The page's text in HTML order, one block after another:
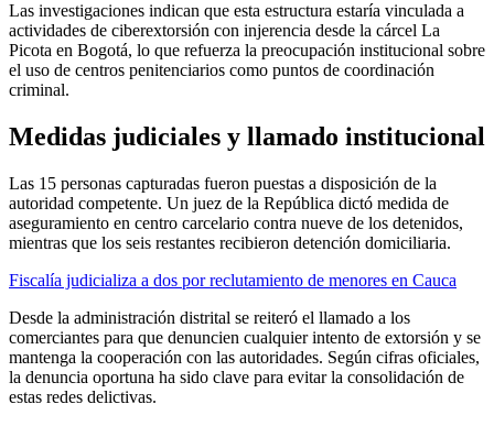
Las investigaciones indican que esta estructura estaría vinculada a
actividades de ciberextorsión con injerencia desde la cárcel La
Picota en Bogotá, lo que refuerza la preocupación institucional sobre
el uso de centros penitenciarios como puntos de coordinación
criminal.
Medidas judiciales y llamado institucional
Las 15 personas capturadas fueron puestas a disposición de la
autoridad competente. Un juez de la República dictó medida de
aseguramiento en centro carcelario contra nueve de los detenidos,
mientras que los seis restantes recibieron detención domiciliaria.
Fiscalía judicializa a dos por reclutamiento de menores en Cauca
Desde la administración distrital se reiteró el llamado a los
comerciantes para que denuncien cualquier intento de extorsión y se
mantenga la cooperación con las autoridades. Según cifras oficiales,
la denuncia oportuna ha sido clave para evitar la consolidación de
estas redes delictivas.